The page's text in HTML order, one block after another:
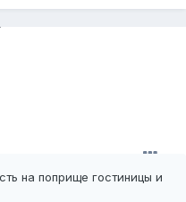
на поприще гостиницы и